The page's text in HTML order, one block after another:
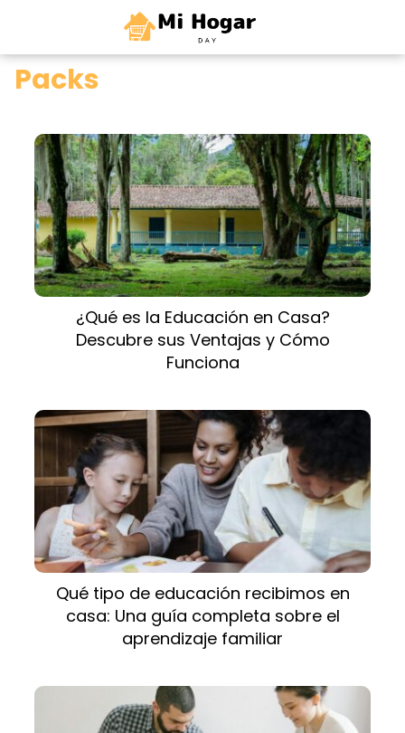
0
Packs
¿Qué es la Educación en Casa?
Descubre sus Ventajas y Cómo
Funciona
Qué tipo de educación recibimos en
casa: Una guía completa sobre el
aprendizaje familiar